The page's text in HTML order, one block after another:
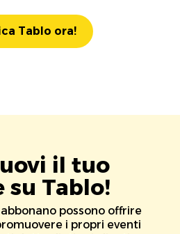
Tablo ora!
il tuo
su Tablo!
possono offrire
i propri eventi